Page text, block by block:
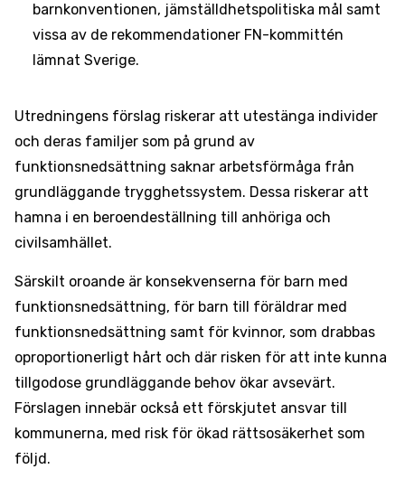
barnkonventionen, jämställdhetspolitiska mål samt
vissa av de rekommendationer FN-kommittén
lämnat Sverige.
Utredningens förslag riskerar att utestänga individer
och deras familjer som på grund av
funktionsnedsättning saknar arbetsförmåga från
grundläggande trygghetssystem. Dessa riskerar att
hamna i en beroendeställning till anhöriga och
civilsamhället.
Särskilt oroande är konsekvenserna för barn med
funktionsnedsättning, för barn till föräldrar med
funktionsnedsättning samt för kvinnor, som drabbas
oproportionerligt hårt och där risken för att inte kunna
tillgodose grundläggande behov ökar avsevärt.
Förslagen innebär också ett förskjutet ansvar till
kommunerna, med risk för ökad rättsosäkerhet som
följd.